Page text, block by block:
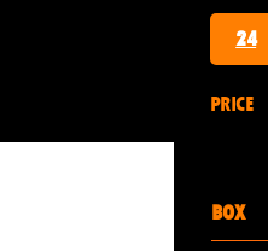
24
PRICE
BOX